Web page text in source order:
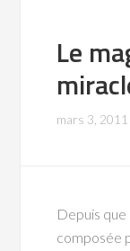
Le
mars 3, 2011
Depuis
composée